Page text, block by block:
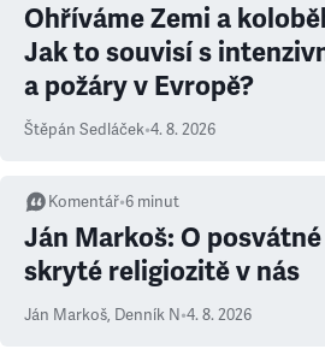
Ohříváme Zemi a
Jak to souvisí s
a požáry v Evropě?
Štěpán Sedláček•4. 8. 2026
Komentář•6 minut
Ján Markoš: O
skryté religiozitě v nás
Ján Markoš, Denník N•4. 8. 2026